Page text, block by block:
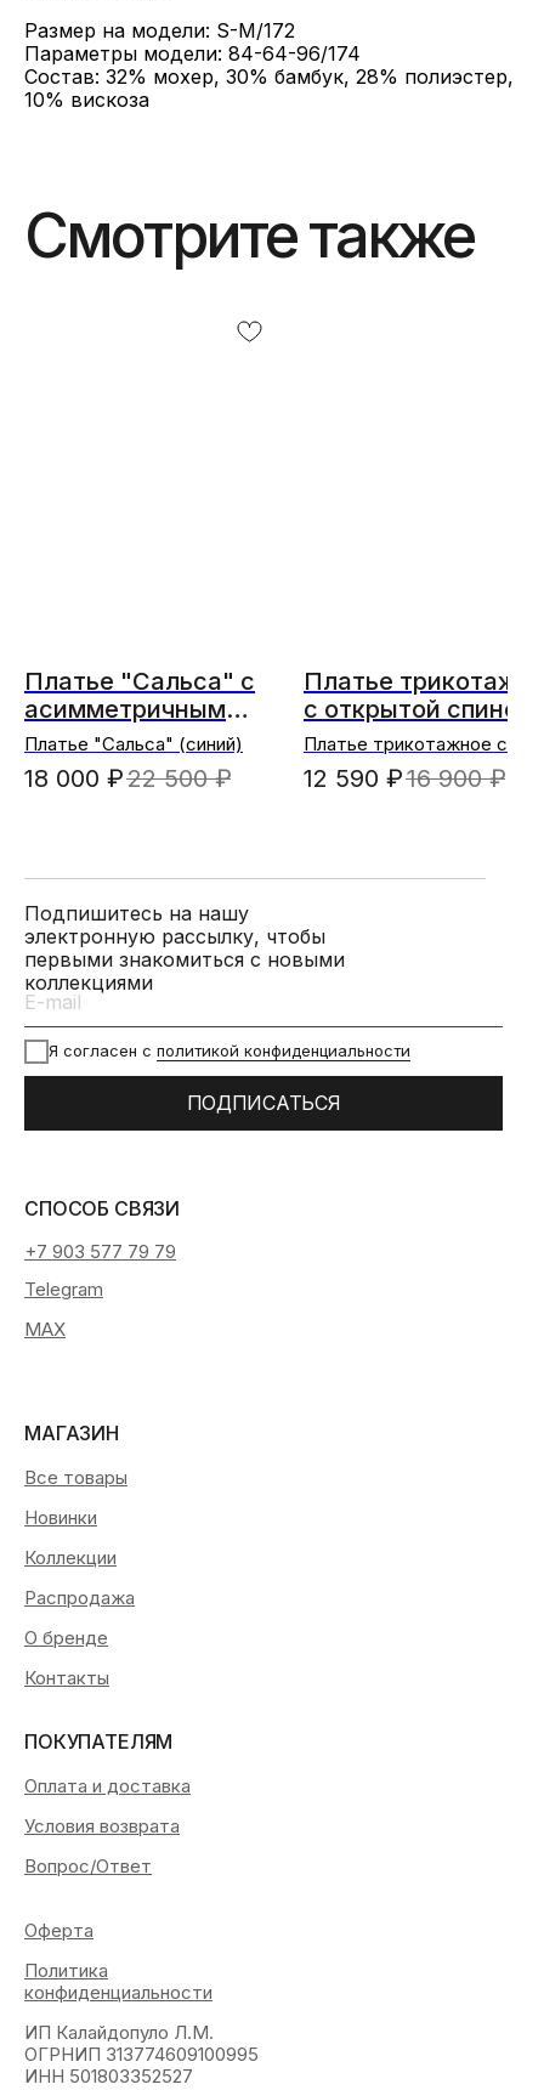
Размер на модели: S-M/172
Параметры модели: 84-64-96/174
Состав: 32% мохер, 30% бамбук, 28% полиэстер,
10% вискоза
Смотрите также
Платье "Сальса" с
асимметричным
разрезом
Платье "Сальса" (синий)
18 000 ₽22 500 ₽
Платье
с открытой спиной
качель
Платье трикотажное с
открытой спиной качель
(молочный)
12 590 ₽16 900 ₽
Подпишитесь на нашу
электронную рассылку, чтобы
первыми знакомиться с новыми
коллекциями
Все товары
Новинки
О бренде
Контакты
Коллекции
Распродажа
Я согласен с политикой конфиденциальности
ПОДПИСАТЬСЯ
+7 903 577 79 79
СПОСОБ СВЯЗИ
Оплата и доставка
ПОКУПАТЕЛЯМ
Вопрос/Ответ
Условия возврата
Telegram
MAX
МАГАЗИН
Политика
конфиденциальности
Оферта
ИП Калайдопуло Л.М.
ОГРНИП 313774609100995
ИНН 501803352527